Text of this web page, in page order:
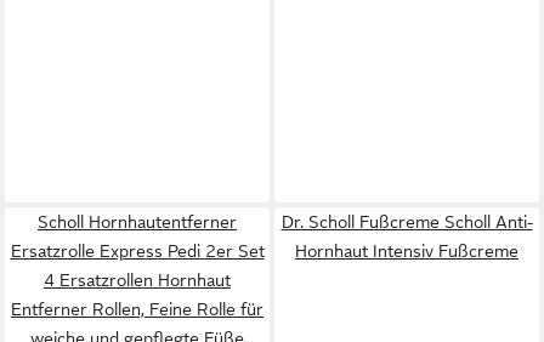
Scholl Hornhautentferner
Ersatzrolle Express Pedi 2er Set
4 Ersatzrollen Hornhaut
Entferner Rollen, Feine Rolle für
Dr. Scholl Fußcreme Scholl Anti-
Hornhaut Intensiv Fußcreme